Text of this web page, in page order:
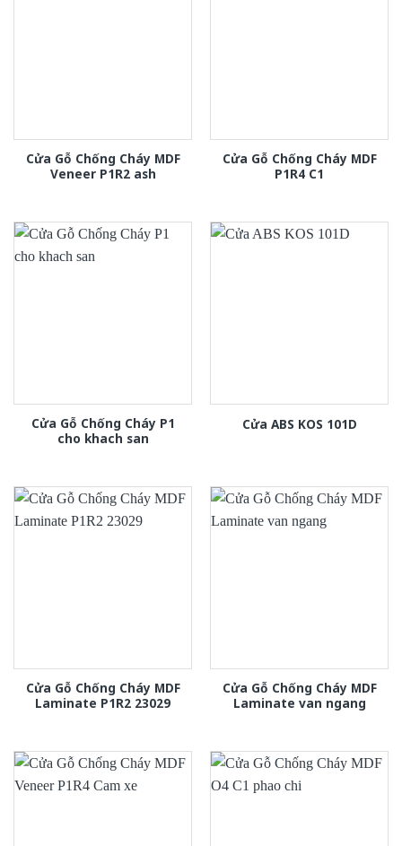
Cửa Gỗ Chống Cháy MDF
Veneer P1R2 ash
Cửa Gỗ Chống Cháy MDF
P1R4 C1
Cửa Gỗ Chống Cháy P1
cho khach san
Cửa ABS KOS 101D
Cửa Gỗ Chống Cháy MDF
Laminate P1R2 23029
Cửa Gỗ Chống Cháy MDF
Laminate van ngang